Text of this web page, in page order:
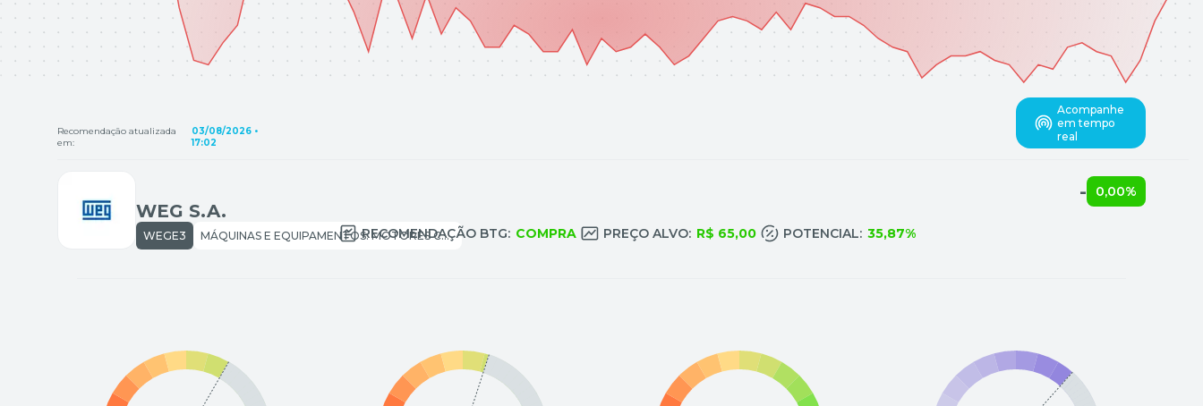
WEG S.A.
WEGE3 MÁQUINAS E EQUIPAMENTOS: MOTORES COMPRESSORES E OUTROS
Acompanhe
em tempo
real
- 0,00%
RECOMENDAÇÃO BTG: COMPRA PREÇO ALVO: R$ 65,00 POTENCIAL: 35,87%
Recomendação atualizada
em:
03/08/2026 •
17:02